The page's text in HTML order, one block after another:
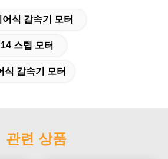
어식 감속기 모터
스텝 모터
식 감속기 모터
관련 상품